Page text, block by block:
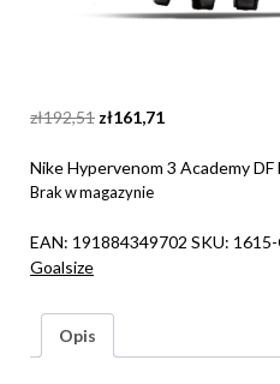
zł192,51 Original
was:
zł192,51.
zł161,71
is:
Nike Hypervenom 3 Academy
Brak w magazynie
EAN: 191884349702 SKU:
Goalsize
Opis